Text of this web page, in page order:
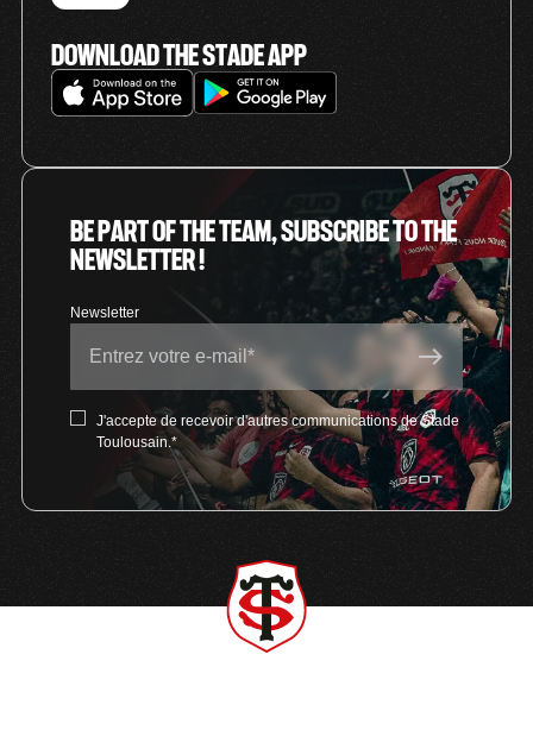
DOWNLOAD THE STADE APP
BE PART OF THE TEAM, SUBSCRIBE TO THE
NEWSLETTER !
J'accepte de recevoir d'autres communications de Stade
Toulousain.*